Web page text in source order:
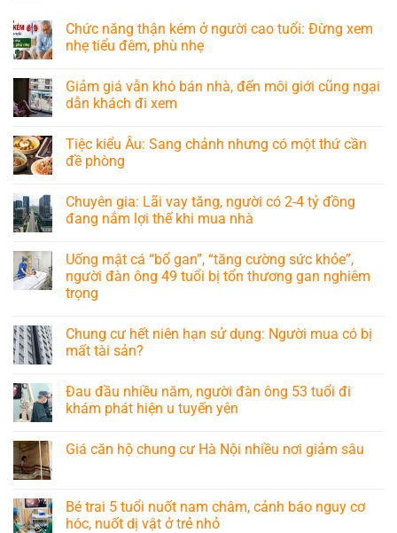
Chức năng thận kém ở người cao tuổi: Đừng xem
nhẹ tiểu đêm, phù nhẹ
Giảm giá vẫn khó bán nhà, đến môi giới cũng ngại
dẫn khách đi xem
Tiệc kiểu Âu: Sang chảnh nhưng có một thứ cần
đề phòng
Chuyên gia: Lãi vay tăng, người có 2-4 tỷ đồng
đang nắm lợi thế khi mua nhà
Uống mật cá “bổ gan”, “tăng cường sức khỏe”,
người đàn ông 49 tuổi bị tổn thương gan nghiêm
trọng
Chung cư hết niên hạn sử dụng: Người mua có bị
mất tài sản?
Đau đầu nhiều năm, người đàn ông 53 tuổi đi
khám phát hiện u tuyến yên
Giá căn hộ chung cư Hà Nội nhiều nơi giảm sâu
Bé trai 5 tuổi nuốt nam châm, cảnh báo nguy cơ
hóc, nuốt dị vật ở trẻ nhỏ